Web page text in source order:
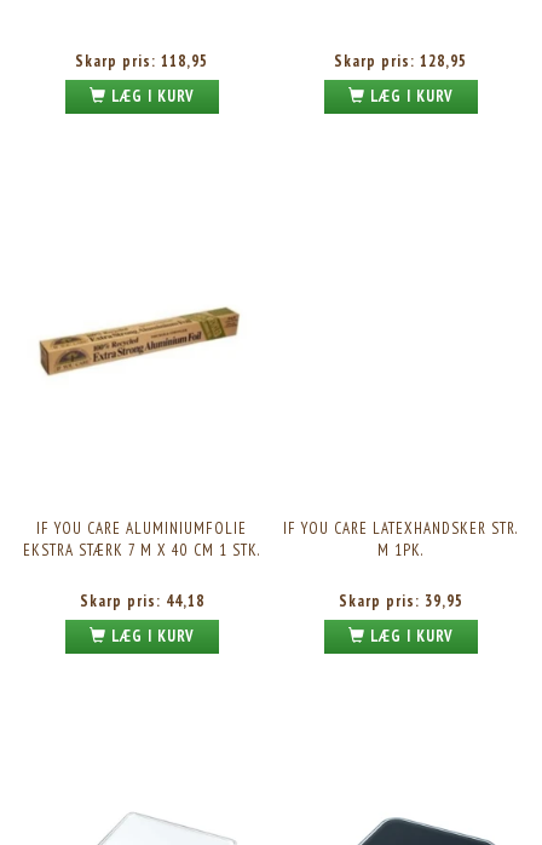
Skarp pris: 118,95
LÆG I KURV
Skarp pris: 128,95
LÆG I KURV
IF YOU CARE ALUMINIUMFOLIE
EKSTRA STÆRK 7 M X 40 CM 1 STK.
Skarp pris: 44,18
LÆG I KURV
IF YOU CARE LATEXHANDSKER STR.
M 1PK.
Skarp pris: 39,95
LÆG I KURV